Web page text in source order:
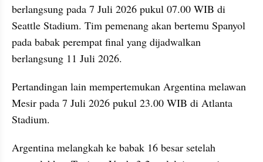
berlangsung pada 7 Juli 2026 pukul 07.00 WIB di
Seattle Stadium. Tim pemenang akan bertemu Spanyol
pada babak perempat final yang dijadwalkan
berlangsung 11 Juli 2026.
Pertandingan lain mempertemukan Argentina melawan
Mesir pada 7 Juli 2026 pukul 23.00 WIB di Atlanta
Stadium.
Argentina melangkah ke babak 16 besar setelah